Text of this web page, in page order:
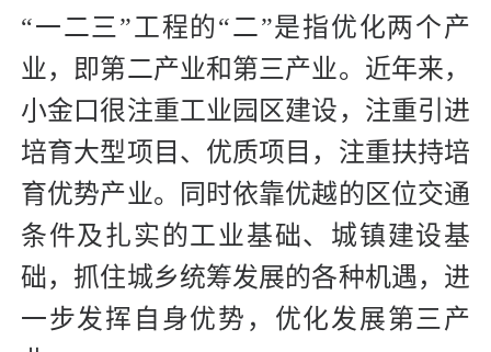
“一二三”工程的“二”是指优化两个产
业，即第二产业和第三产业。近年来，
小金口很注重工业园区建设，注重引进
培育大型项目、优质项目，注重扶持培
育优势产业。同时依靠优越的区位交通
条件及扎实的工业基础、城镇建设基
础，抓住城乡统筹发展的各种机遇，进
一步发挥自身优势，优化发展第三产